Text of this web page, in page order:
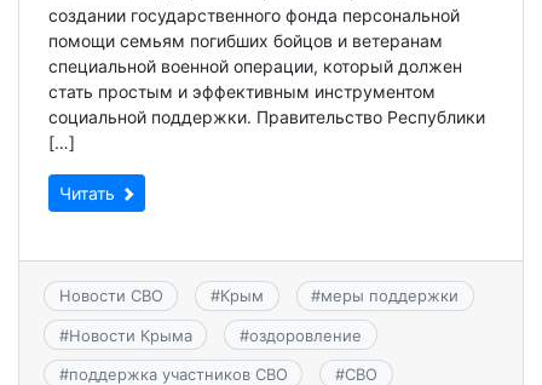
создании государственного фонда персональной
помощи семьям погибших бойцов и ветеранам
специальной военной операции, который должен
стать простым и эффективным инструментом
социальной поддержки. Правительство Республики
[…]
Читать
Новости СВО #Крым #меры поддержки
#Новости Крыма #оздоровление
#поддержка участников СВО #СВО